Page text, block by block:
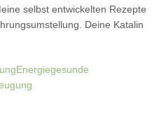
selbst entwickelten Rezepte
Deine Katalin
Energiegesunde